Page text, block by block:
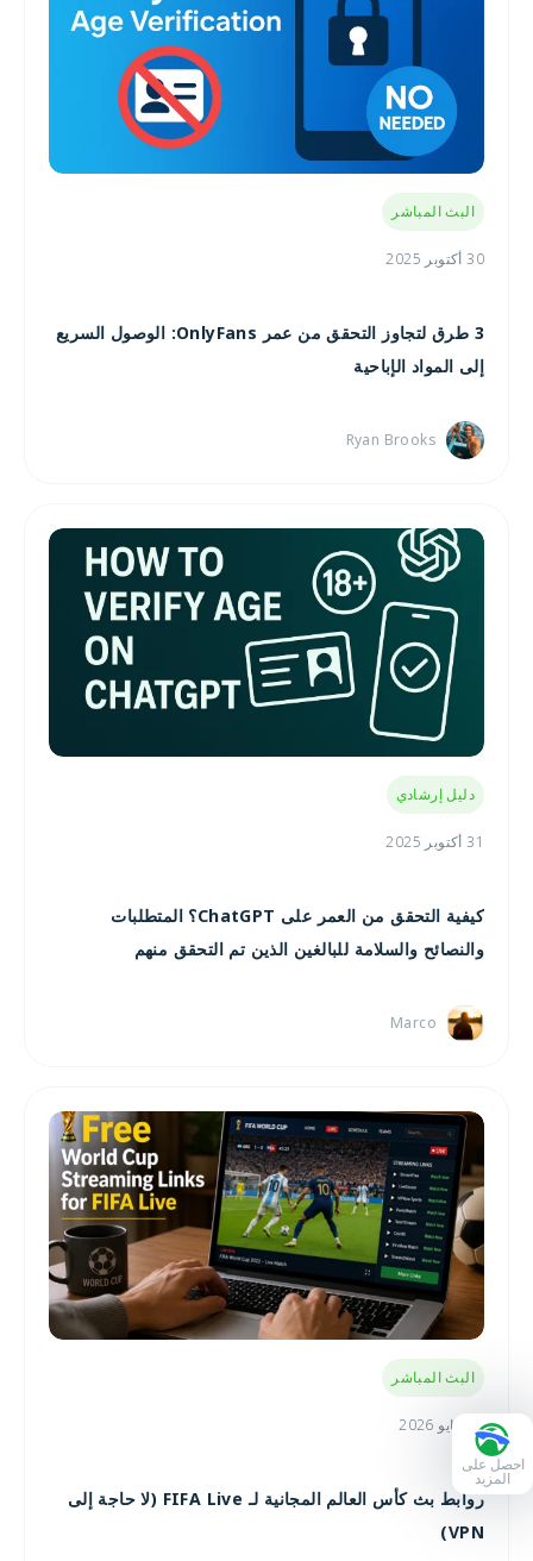
البث المباشر
30 أكتوبر 2025
3 طرق لتجاوز التحقق من عمر OnlyFans: الوصول السريع
إلى المواد الإباحية
Ryan Brooks
دليل إرشادي
31 أكتوبر 2025
كيفية التحقق من العمر على ChatGPT؟ المتطلبات
والنصائح والسلامة للبالغين الذين تم التحقق منهم
Marco
البث المباشر
28 مايو 2026
روابط بث كأس العالم المجانية لـ FIFA Live (لا حاجة إلى
VPN)
احصل على
المزيد